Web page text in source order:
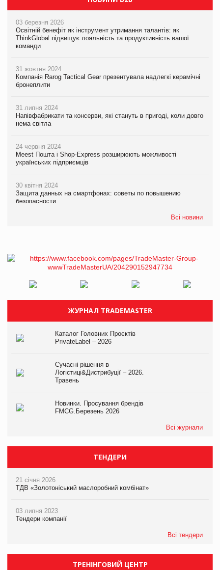
03 березня 2026
Освітній бенефіт як інструмент утримання талантів: як
ThinkGlobal підвищує лояльність та продуктивність вашої
команди
31 жовтня 2024
Компанія Rarog Tactical Gear презентувала надлегкі керамічні
бронеплити
31 липня 2024
Напівфабрикати та консерви, які стануть в пригоді, коли довго
нема світла
24 червня 2024
Meest Пошта і Shop-Express розширюють можливості
українських підприємців
30 квітня 2024
Защита данных на смартфонах: советы по повышению
безопасности
Всі новини
ЖУРНАЛ TRADEMASTER
Каталог Головних Проєктів
PrivateLabel – 2026
Сучасні рішення в
Логістиці&Дистрибуції – 2026.
Травень
Новинки. Просування брендів
FMCG.Березень 2026
Всі журнали
ТЕНДЕРИ
21 січня 2026
ТДВ «Золотоніський маслоробний комбінат»
03 липня 2023
Тендери компанії
Всі тендери
ТРЕНІНГОВИЙ ЦЕНТР